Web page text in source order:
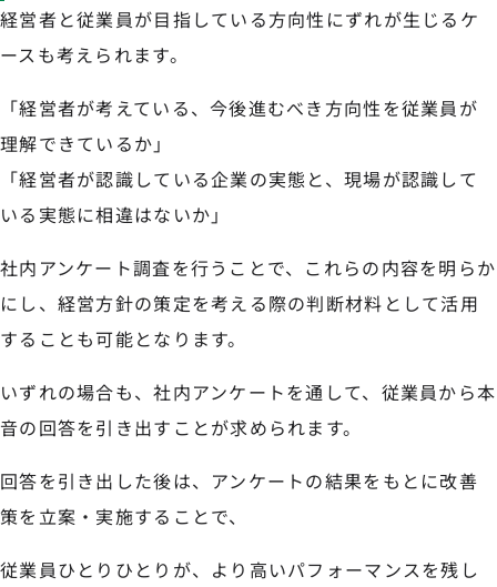
経営者と従業員が目指している方向性にずれが生じるケ
ースも考えられます。
「経営者が考えている、今後進むべき方向性を従業員が
理解できているか」
「経営者が認識している企業の実態と、現場が認識して
いる実態に相違はないか」
社内アンケート調査を行うことで、これらの内容を明らか
にし、経営方針の策定を考える際の判断材料として活用
することも可能となります。
いずれの場合も、社内アンケートを通して、従業員から本
音の回答を引き出すことが求められます。
回答を引き出した後は、アンケートの結果をもとに改善
策を立案・実施することで、
従業員ひとりひとりが、より高いパフォーマンスを残し